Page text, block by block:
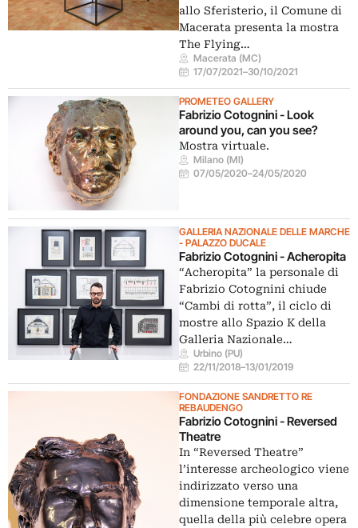
allo Sferisterio, il Comune di
Macerata presenta la mostra
The Flying…
Macerata (MC)
17/07/2021–30/10/2021
PROMETEO GALLERY
Fabrizio Cotognini - Look
around you, can you see?
Mostra virtuale.
Milano (MI)
07/05/2020–24/05/2020
GALLERIA NAZIONALE DELLE MARCHE
- PALAZZO DUCALE
Fabrizio Cotognini - Acheropita
“Acheropita” la personale di
Fabrizio Cotognini chiude
“Cambi di rotta”, il ciclo di
mostre allo Spazio K della
Galleria Nazionale…
Urbino (PU)
22/11/2018–13/01/2019
FONDAZIONE SANDRETTO RE
REBAUDENGO
Fabrizio Cotognini - Reversed
Theatre
In “Reversed Theatre”
l’interesse archeologico viene
indirizzato verso una
dimensione temporale altra,
quella della più celebre opera